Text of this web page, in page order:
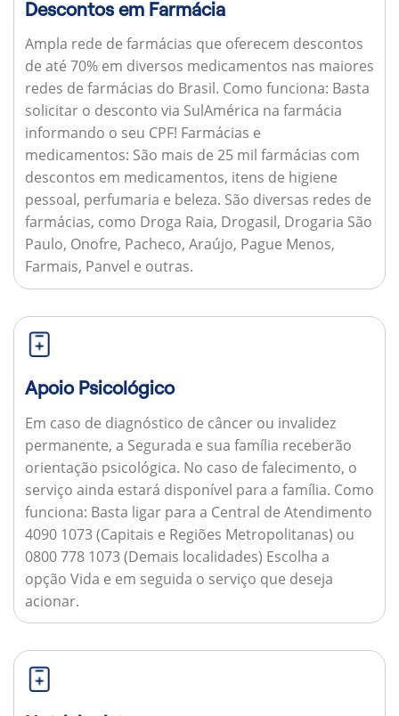
Descontos em Farmácia
Ampla rede de farmácias que oferecem descontos
de até 70% em diversos medicamentos nas maiores
redes de farmácias do Brasil. Como funciona: Basta
solicitar o desconto via SulAmérica na farmácia
informando o seu CPF! Farmácias e
medicamentos: São mais de 25 mil farmácias com
descontos em medicamentos, itens de higiene
pessoal, perfumaria e beleza. São diversas redes de
farmácias, como Droga Raia, Drogasil, Drogaria São
Paulo, Onofre, Pacheco, Araújo, Pague Menos,
Farmais, Panvel e outras.
Apoio Psicológico
Em caso de diagnóstico de câncer ou invalidez
permanente, a Segurada e sua família receberão
orientação psicológica. No caso de falecimento, o
serviço ainda estará disponível para a família. Como
funciona: Basta ligar para a Central de Atendimento
4090 1073 (Capitais e Regiões Metropolitanas) ou
0800 778 1073 (Demais localidades) Escolha a
opção Vida e em seguida o serviço que deseja
acionar.